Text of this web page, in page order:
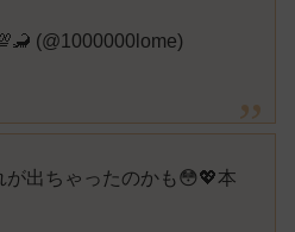
(@1000000lome)
が出ちゃったのかも😳💖本